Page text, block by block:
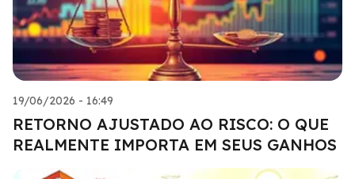
19/06/2026 - 16:49
RETORNO AJUSTADO AO RISCO: O QUE
REALMENTE IMPORTA EM SEUS GANHOS